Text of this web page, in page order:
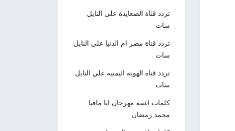
تردد قناة الصعايدة علي النايل
سات
تردد قناة مصر ام الدنيا علي النايل
سات
تردد قناه الهويه اليمنيه علي النايل
سات
كلمات اغنية مهرجان انا مافيا
محمد رمضان